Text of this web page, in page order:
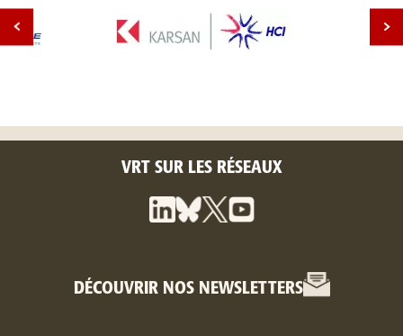
VRT SUR LES RÉSEAUX
DÉCOUVRIR NOS NEWSLETTERS